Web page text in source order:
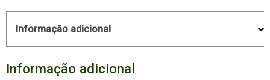
Informação adicional
Informação adicional